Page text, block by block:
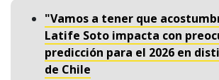
"Vamos a tener que
Latife Soto impacta con
predicción para el 2026 en
de Chile